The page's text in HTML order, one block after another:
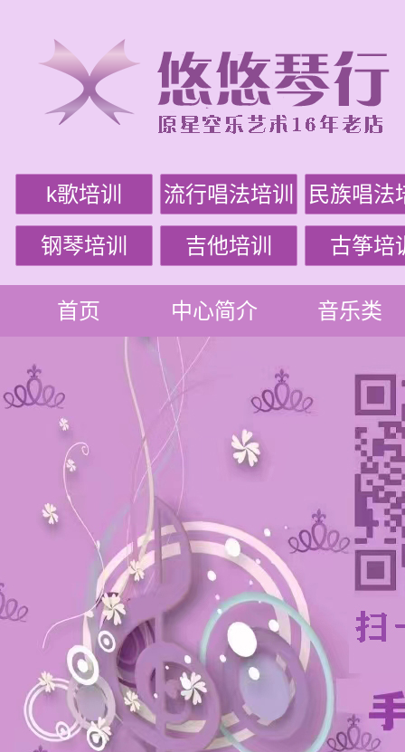
k歌培训 流行唱法培训 民族唱法
钢琴培训 吉他培训 古筝培
首页 中心简介 音乐类